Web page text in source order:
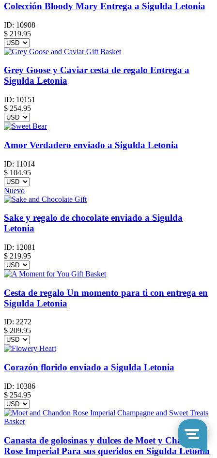
Colección Bloody Mary Entrega a Sigulda Letonia
ID: 10908
$ 219.95
Grey Goose y Caviar cesta de regalo Entrega a
Sigulda Letonia
ID: 10151
$ 254.95
Amor Verdadero enviado a Sigulda Letonia
ID: 11014
$ 104.95
Nuevo
Sake y regalo de chocolate enviado a Sigulda
Letonia
ID: 12081
$ 219.95
Cesta de regalo Un momento para ti con entrega en
Sigulda Letonia
ID: 2272
$ 209.95
Corazón florido enviado a Sigulda Letonia
ID: 10386
$ 254.95
Canasta de golosinas y dulces de Moet y Chandon
Rose Imperial Para sus queridos en Sigulda Letonia